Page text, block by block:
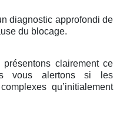
diagnostic approfondi de
du blocage.
clairement ce
vous alertons si les
qu’initialement